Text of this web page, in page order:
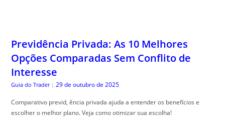
Previdência Privada: As 10 Melhores
Opções Comparadas Sem Conflito de
Interesse
Guia do Trader | 29 de outubro de 2025
Comparativo previd, ência privada ajuda a entender os benefícios e
escolher o melhor plano. Veja como otimizar sua escolha!